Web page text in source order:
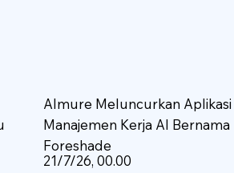
Almure Meluncurkan Aplikasi
Manajemen Kerja AI Bernama
Foreshade
21/7/26, 00.00